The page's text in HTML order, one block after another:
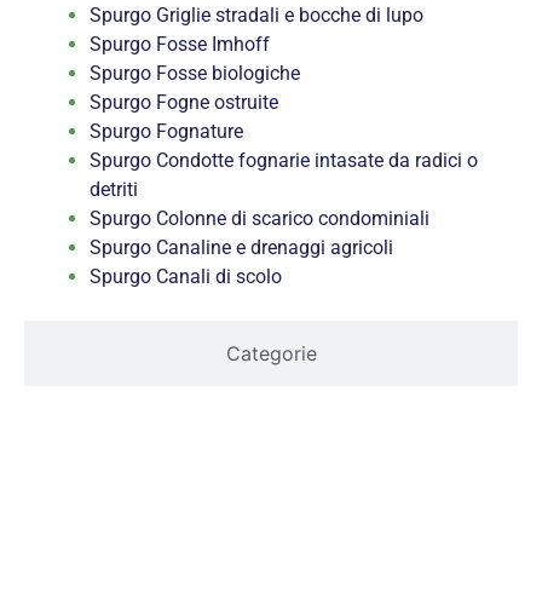
Categorie
Spurgo Griglie stradali e bocche di lupo
Spurgo Fosse Imhoff
Spurgo Fosse biologiche
Spurgo Fogne ostruite
Spurgo Fognature
Spurgo Condotte fognarie intasate da radici o
detriti
Spurgo Colonne di scarico condominiali
Spurgo Canaline e drenaggi agricoli
Spurgo Canali di scolo